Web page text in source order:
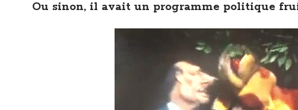
Ou sinon, il avait un programme politique